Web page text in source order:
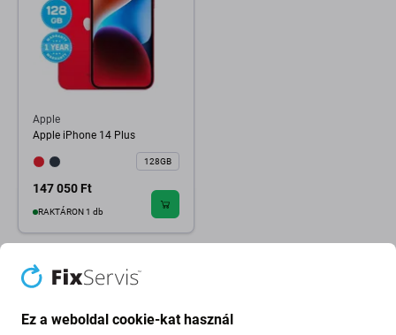
Apple
Apple iPhone 14 Plus
128GB
147 050 Ft
RAKTÁRON 1 db
Ez a weboldal cookie-kat használ